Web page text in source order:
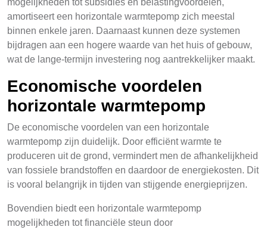
mogelijkheden tot subsidies en belastingvoordelen,
amortiseert een horizontale warmtepomp zich meestal
binnen enkele jaren. Daarnaast kunnen deze systemen
bijdragen aan een hogere waarde van het huis of gebouw,
wat de lange-termijn investering nog aantrekkelijker maakt.
Economische voordelen
horizontale warmtepomp
De economische voordelen van een horizontale
warmtepomp zijn duidelijk. Door efficiënt warmte te
produceren uit de grond, vermindert men de afhankelijkheid
van fossiele brandstoffen en daardoor de energiekosten. Dit
is vooral belangrijk in tijden van stijgende energieprijzen.
Bovendien biedt een horizontale warmtepomp
mogelijkheden tot financiële steun door